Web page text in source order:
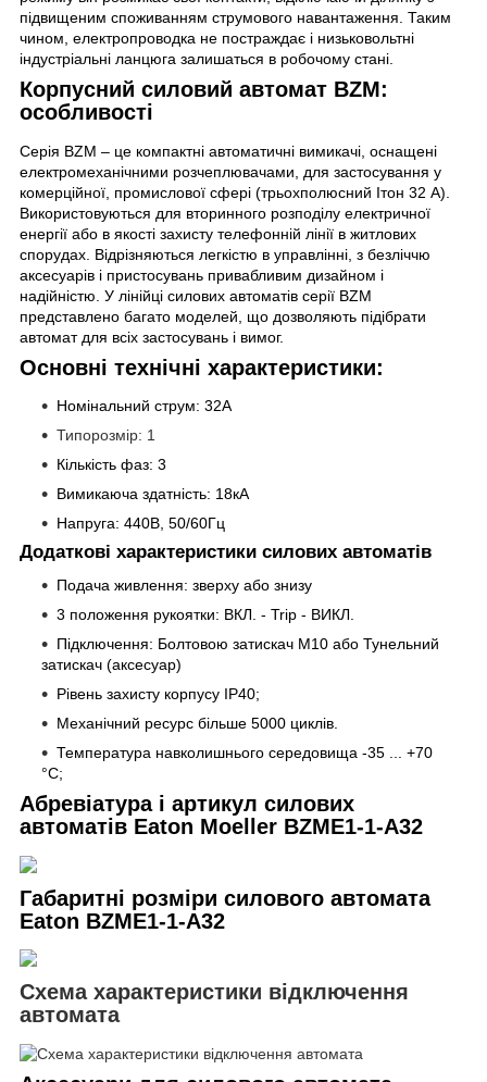
підвищеним споживанням струмового навантаження. Таким
чином, електропроводка не постраждає і низьковольтні
індустріальні ланцюга залишаться в робочому стані.
Корпусний силовий автомат BZM:
особливості
Серія BZM – це компактні автоматичні вимикачі, оснащені
електромеханічними розчеплювачами, для застосування у
комерційної, промислової сфері (трьохполюсний Ітон 32 А).
Використовуються для вторинного розподілу електричної
енергії або в якості захисту телефонній лінії в житлових
спорудах. Відрізняються легкістю в управлінні, з безліччю
аксесуарів і пристосувань привабливим дизайном і
надійністю. У лінійці силових автоматів серії BZM
представлено багато моделей, що дозволяють підібрати
автомат для всіх застосувань і вимог.
Основні технічні характеристики:
Номінальний струм: 32A
Типорозмір: 1
Кількість фаз: 3
Вимикаюча здатність: 18кА
Напруга: 440В, 50/60Гц
Додаткові характеристики силових автоматів
Подача живлення: зверху або знизу
3 положення рукоятки: ВКЛ. - Trip - ВИКЛ.
Підключення: Болтовою затискач M10 або Тунельний
затискач (аксесуар)
Рівень захисту корпусу IP40;
Механічний ресурс більше 5000 циклів.
Температура навколишнього середовища -35 ... +70
°С;
Абревіатура і артикул силових
автоматів Eaton Moeller BZME1-1-A32
Габаритні розміри силового автомата
Eaton BZME1-1-A32
Схема характеристики відключення
автомата